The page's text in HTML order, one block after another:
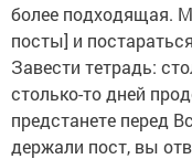
более подходящая.
посты] и
Завести тетрадь:
столько-то дней
предстанете перед
держали пост, вы